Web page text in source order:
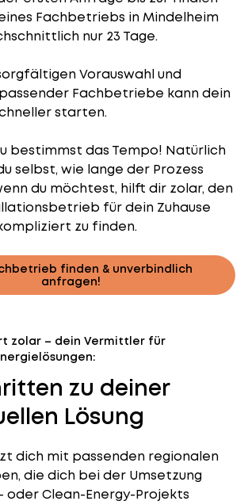
Fachbetriebs in Mindelheim
nur 23 Tage.
Vorauswahl und
Fachbetriebe kann dein
starten.
bestimmst das Tempo! Natürlich
selbst, wie lange der Prozess
du möchtest, hilft dir zolar, den
für dein Zuhause
zu finden.
finden & unverbindlich
anfragen!
zolar – dein Vermittler für
zu deiner
Lösung
dich mit passenden regionalen
die dich bei der Umsetzung
oder Clean-Energy-Projekts